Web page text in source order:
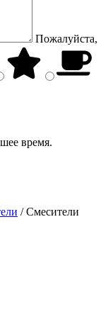
Пожалуйста,
время.
/Смесители